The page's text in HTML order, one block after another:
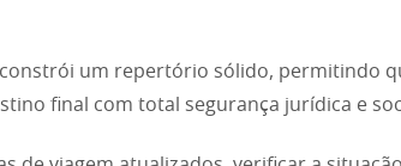
constrói um repertório sólido, permitindo
final com total segurança jurídica e